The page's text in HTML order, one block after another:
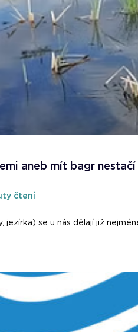
aneb mít bagr nestačí
čtení
jezírka) se u nás dělají již